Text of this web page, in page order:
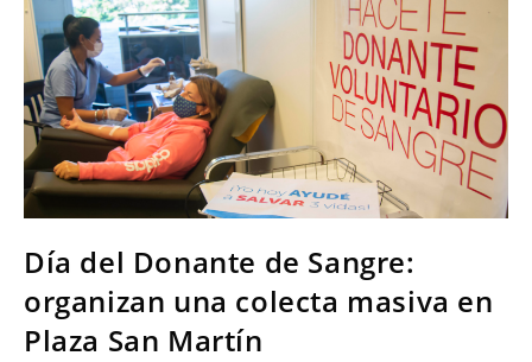
Día del Donante de Sangre:
organizan una colecta masiva en
Plaza San Martín